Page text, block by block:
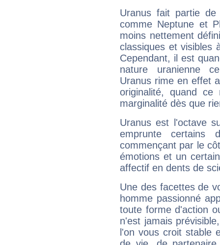
Uranus fait partie
comme Neptune et
moins nettement
classiques et visibles
Cependant, il est
nature uranienne
Uranus rime en effet
originalité, quand ce
marginalité dès que
Uranus est l'octave
emprunte
commençant par le
émotions et un
affectif en dents de
Une des facettes de
homme passionné
toute forme d'action
n'est jamais
l'on vous croit stable